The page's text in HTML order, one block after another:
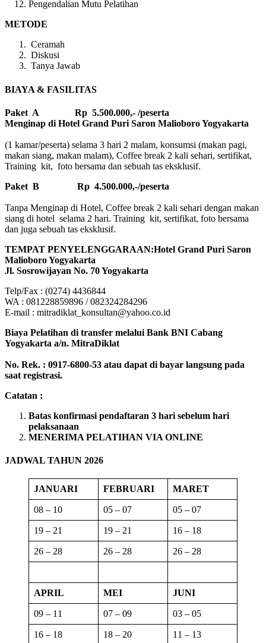
Pengendalian Mutu Pelatihan
METODE
Ceramah
Diskusi
Tanya Jawab
BIAYA & FASILITAS
Paket A Rp 5.500.000,- /peserta
Menginap di Hotel Grand Puri Saron Malioboro Yogyakarta
(1 kamar/peserta) selama 3 hari 2 malam, konsumsi (makan pagi,
makan siang, makan malam), Coffee break 2 kali sehari, sertifikat,
Training kit, foto bersama dan sebuah tas eksklusif.
Paket B
Rp 4.500.000,-/peserta
Tanpa Menginap di Hotel, Coffee break 2 kali sehari dengan makan
siang di hotel selama 2 hari. Training kit, sertifikat, foto bersama
dan juga sebuah tas eksklusif.
TEMPAT PENYELENGGARAAN:Hotel Grand Puri Saron
Malioboro Yogyakarta
Jl. Sosrowijayan No. 70 Yogyakarta
Telp/Fax : (0274) 4436844
WA : 081228859896 / 082324284296
E-mail : mitradiklat_konsultan@yahoo.co.id
Biaya Pelatihan di transfer melalui Bank BNI Cabang
Yogyakarta a/n. MitraDiklat
No. Rek. : 0917-6800-53 atau dapat di bayar langsung pada
saat registrasi.
Catatan :
Batas konfirmasi pendaftaran 3 hari sebelum hari
pelaksanaan
MENERIMA PELATIHAN VIA ONLINE
JADWAL TAHUN 2026
JANUARI FEBRUARI MARET
08 – 10 05 – 07 05 – 07
19 – 21 19 – 21 16 – 18
26 – 28 26 – 28 26 – 28
APRIL MEI JUNI
09 – 11 07 – 09 03 – 05
16 – 18 18 – 20 11 – 13